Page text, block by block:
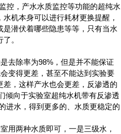
控，产水水质监控等功能的超纯水
机本身可以进行耗材更换提醒，
潜伏着哪些隐患等等，只有当水
。
去除率为98%，但是并不能保证
变得更差，甚至不能达到实验要
，这样产水也会更差，反渗透的
倾向于实验室超纯水机带有反渗透
进水，得到更多的、水质更稳定的
两种水质即可，一是三级水，